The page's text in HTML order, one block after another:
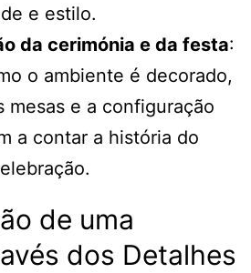
e estilo.
da cerimónia e da festa:
o ambiente é decorado,
mesas e a configuração
a contar a história do
de uma
dos Detalhes